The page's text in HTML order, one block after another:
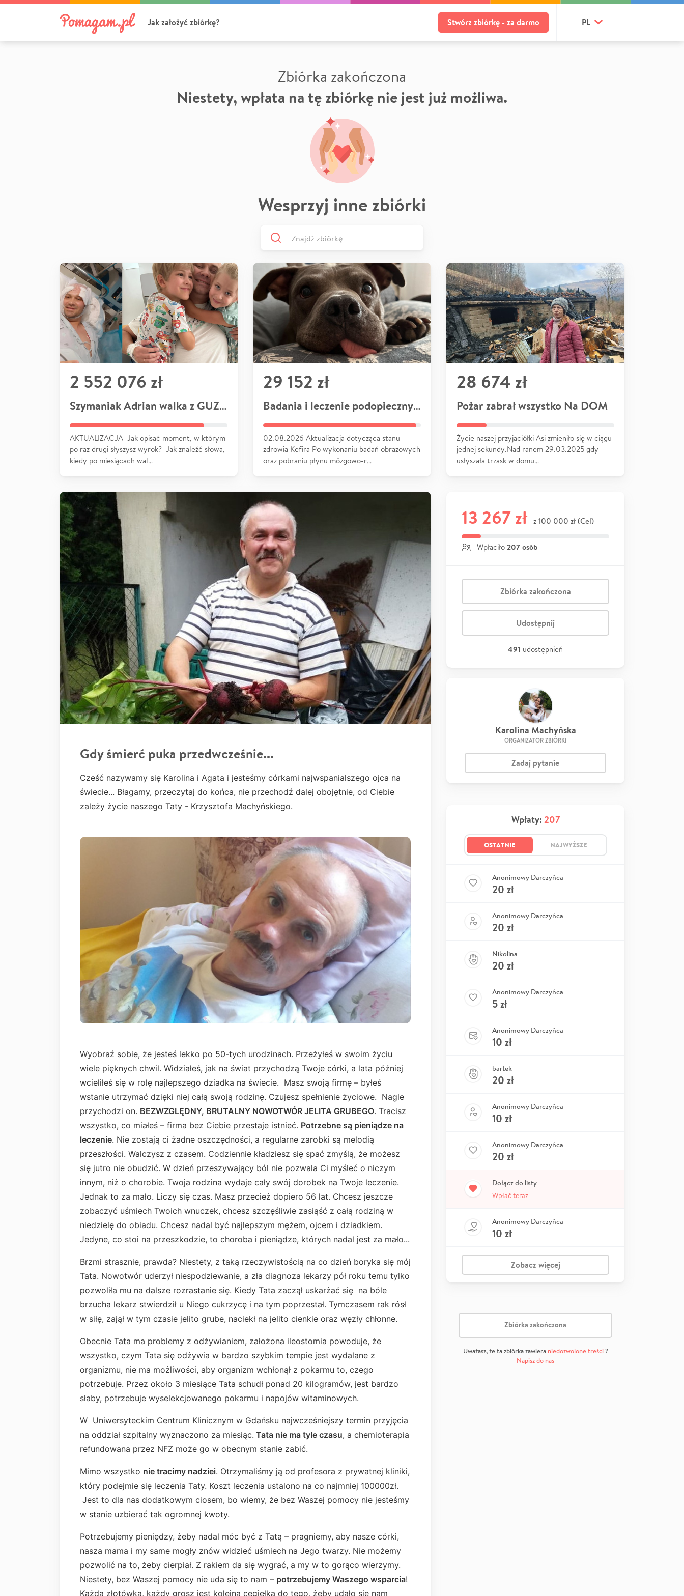
Jak założyć zbiórkę? Stwórz zbiórkę - za darmo PL
Zbiórka zakończona
Niestety, wpłata na tę zbiórkę nie jest już możliwa.
Wesprzyj inne zbiórki
2 552 076 zł
Szymaniak Adrian walka z GUZEM
AKTUALIZACJA Jak opisać moment, w którym
po raz drugi słyszysz wyrok? Jak znaleźć słowa,
kiedy po miesiącach wal…
29 152 zł
Badania i leczenie podopiecznych
02.08.2026 Aktualizacja dotycząca stanu
zdrowia Kefira Po wykonaniu badań obrazowych
oraz pobraniu płynu mózgowo-r…
28 674 zł
Pożar zabrał wszystko Na DOM
Życie naszej przyjaciółki Asi zmieniło się w ciągu
jednej sekundy.Nad ranem 29.03.2025 gdy
usłyszała trzask w domu…
Gdy śmierć puka przedwcześnie...
Cześć nazywamy się Karolina i Agata i jesteśmy córkami najwspanialszego ojca na
świecie... Błagamy, przeczytaj do końca, nie przechodź dalej obojętnie, od Ciebie
zależy życie naszego Taty - Krzysztofa Machyńskiego.
Wyobraź sobie, że jesteś lekko po 50-tych urodzinach. Przeżyłeś w swoim życiu
wiele pięknych chwil. Widziałeś, jak na świat przychodzą Twoje córki, a lata później
wcieliłeś się w rolę najlepszego dziadka na świecie. Masz swoją firmę – byłeś
wstanie utrzymać dzięki niej całą swoją rodzinę. Czujesz spełnienie życiowe. Nagle
przychodzi on. BEZWZGLĘDNY, BRUTALNY NOWOTWÓR JELITA GRUBEGO. Tracisz
wszystko, co miałeś – firma bez Ciebie przestaje istnieć. Potrzebne są pieniądze na
leczenie. Nie zostają ci żadne oszczędności, a regularne zarobki są melodią
przeszłości. Walczysz z czasem. Codziennie kładziesz się spać zmyślą, że możesz
się jutro nie obudzić. W dzień przeszywający ból nie pozwala Ci myśleć o niczym
innym, niż o chorobie. Twoja rodzina wydaje cały swój dorobek na Twoje leczenie.
Jednak to za mało. Liczy się czas. Masz przecież dopiero 56 lat. Chcesz jeszcze
zobaczyć uśmiech Twoich wnuczek, chcesz szczęśliwie zasiąść z całą rodziną w
niedzielę do obiadu. Chcesz nadal być najlepszym mężem, ojcem i dziadkiem.
Jedyne, co stoi na przeszkodzie, to choroba i pieniądze, których nadal jest za mało...
Brzmi strasznie, prawda? Niestety, z taką rzeczywistością na co dzień boryka się mój
Tata. Nowotwór uderzył niespodziewanie, a zła diagnoza lekarzy pół roku temu tylko
pozwoliła mu na dalsze rozrastanie się. Kiedy Tata zaczął uskarżać się na bóle
brzucha lekarz stwierdził u Niego cukrzycę i na tym poprzestał. Tymczasem rak rósł
w siłę, zajął w tym czasie jelito grube, naciekł na jelito cienkie oraz węzły chłonne.
Obecnie Tata ma problemy z odżywianiem, założona ileostomia powoduje, że
wszystko, czym Tata się odżywia w bardzo szybkim tempie jest wydalane z
organizmu, nie ma możliwości, aby organizm wchłonął z pokarmu to, czego
potrzebuje. Przez około 3 miesiące Tata schudł ponad 20 kilogramów, jest bardzo
słaby, potrzebuje wyselekcjowanego pokarmu i napojów witaminowych.
W Uniwersyteckim Centrum Klinicznym w Gdańsku najwcześniejszy termin przyjęcia
na oddział szpitalny wyznaczono za miesiąc. Tata nie ma tyle czasu, a chemioterapia
refundowana przez NFZ może go w obecnym stanie zabić.
Mimo wszystko nie tracimy nadziei. Otrzymaliśmy ją od profesora z prywatnej kliniki,
który podejmie się leczenia Taty. Koszt leczenia ustalono na co najmniej 100000zł.
Jest to dla nas dodatkowym ciosem, bo wiemy, że bez Waszej pomocy nie jesteśmy
w stanie uzbierać tak ogromnej kwoty.
Potrzebujemy pieniędzy, żeby nadal móc być z Tatą – pragniemy, aby nasze córki,
nasza mama i my same mogły znów widzieć uśmiech na Jego twarzy. Nie możemy
pozwolić na to, żeby cierpiał. Z rakiem da się wygrać, a my w to gorąco wierzymy.
Niestety, bez Waszej pomocy nie uda się to nam – potrzebujemy Waszego wsparcia!
Każda złotówka, każdy grosz jest kolejną cegiełką do tego, żeby udało się nam
13 267 zł z 100 000 zł (Cel)
Wpłaciło 207 osób
Zbiórka zakończona
Udostępnij
491 udostępnień
Karolina Machyńska
ORGANIZATOR ZBIÓRKI
Zadaj pytanie
Wpłaty: 207
OSTATNIE NAJWYŻSZE
Anonimowy Darczyńca
20 zł
Anonimowy Darczyńca
20 zł
Nikolina
20 zł
Anonimowy Darczyńca
5zł
Anonimowy Darczyńca
10 zł
bartek
20 zł
Anonimowy Darczyńca
10 zł
Anonimowy Darczyńca
20 zł
Dołącz do listy
Wpłać teraz
Anonimowy Darczyńca
10 zł
Zobacz więcej
Zbiórka zakończona
Uważasz, że ta zbiórka zawiera niedozwolone treści?
Napisz do nas